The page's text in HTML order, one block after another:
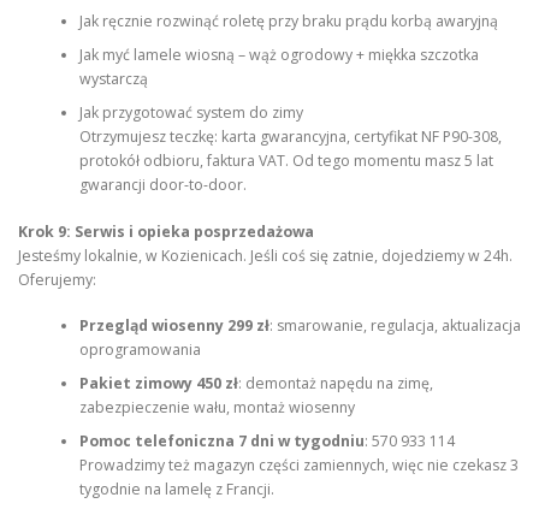
Jak ręcznie rozwinąć roletę przy braku prądu korbą awaryjną
Jak myć lamele wiosną – wąż ogrodowy + miękka szczotka
wystarczą
Jak przygotować system do zimy
Otrzymujesz teczkę: karta gwarancyjna, certyfikat NF P90-308,
protokół odbioru, faktura VAT. Od tego momentu masz 5 lat
gwarancji door-to-door.
Krok 9: Serwis i opieka posprzedażowa
Jesteśmy lokalnie, w Kozienicach. Jeśli coś się zatnie, dojedziemy w 24h.
Oferujemy:
Przegląd wiosenny 299 zł: smarowanie, regulacja, aktualizacja
oprogramowania
Pakiet zimowy 450 zł: demontaż napędu na zimę,
zabezpieczenie wału, montaż wiosenny
Pomoc telefoniczna 7 dni w tygodniu: 570 933 114
Prowadzimy też magazyn części zamiennych, więc nie czekasz 3
tygodnie na lamelę z Francji.